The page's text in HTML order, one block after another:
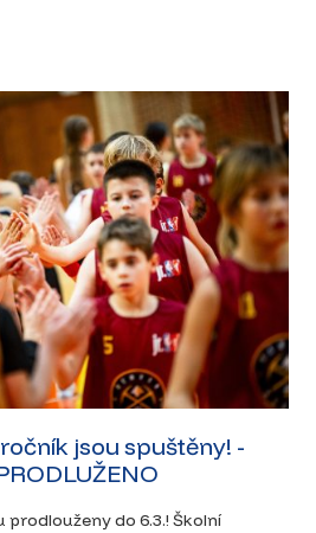
jsou spuštěny! -
prodlouženy do 6.3.! Školní